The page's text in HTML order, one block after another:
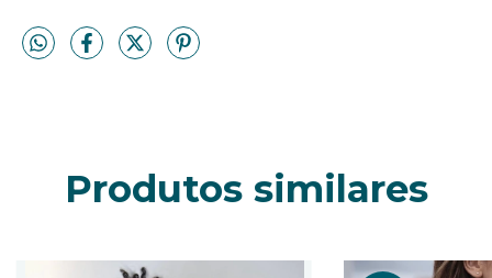
Produtos similares